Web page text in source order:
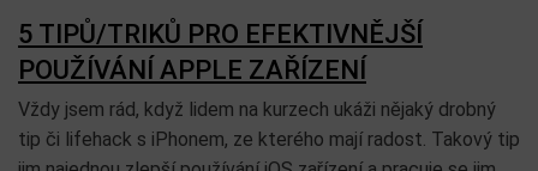
5 TIPŮ/TRIKŮ PRO EFEKTIVNĚJŠÍ
POUŽÍVÁNÍ APPLE ZAŘÍZENÍ
Vždy jsem rád, když lidem na kurzech ukáži nějaký drobný
tip či lifehack s iPhonem, ze kterého mají radost. Takový tip